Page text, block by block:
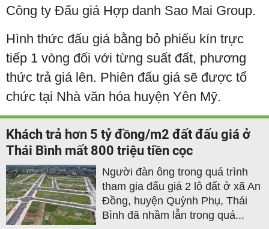
Công ty Đấu giá Hợp danh Sao Mai Group.
Hình thức đấu giá bằng bỏ phiếu kín trực
tiếp 1 vòng đối với từng suất đất, phương
thức trả giá lên. Phiên đấu giá sẽ được tổ
chức tại Nhà văn hóa huyện Yên Mỹ.
Khách trả hơn 5 tỷ đồng/m2 đất đấu giá ở
Thái Bình mất 800 triệu tiền cọc
Người đàn ông trong quá trình
tham gia đấu giá 2 lô đất ở xã An
Đồng, huyện Quỳnh Phụ, Thái
Bình đã nhầm lẫn trong quá...